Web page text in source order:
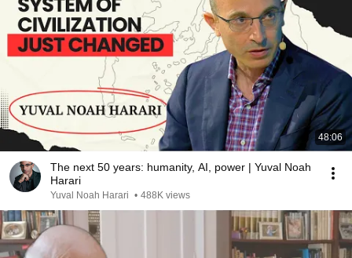
48:06
The next 50 years: humanity, AI, power | Yuval Noah
Harari
Yuval Noah Harari • 488K views